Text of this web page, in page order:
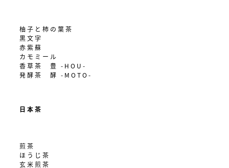
柚子と柿の葉茶
黒文字
赤紫蘇
カモミール
香草茶 豊 -HOU-
発酵茶 酵 -MOTO-
日本茶
煎茶
ほうじ茶
玄米煎茶